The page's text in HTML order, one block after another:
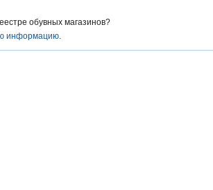
обувных магазинов?
информацию.